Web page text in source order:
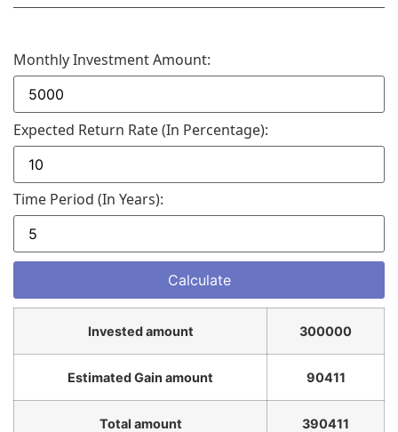
Monthly Investment Amount:
Expected Return Rate (in Percentage):
Time Period (in Years):
Invested amount 300000
Estimated Gain amount 90411
Total amount 390411